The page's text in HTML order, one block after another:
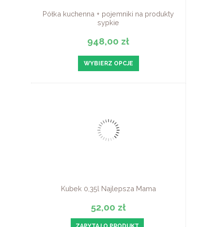
Półka kuchenna + pojemniki na produkty
sypkie
948,00 zł
WYBIERZ OPCJE
Kubek 0,35l Najlepsza Mama
52,00 zł